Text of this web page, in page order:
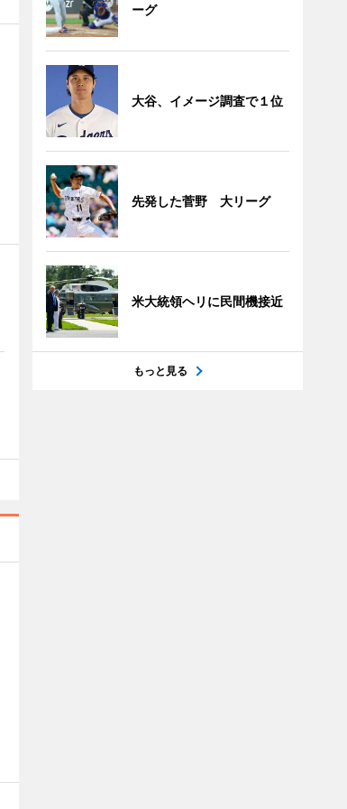
ーグ
大谷、イメージ調査で１位
先発した菅野 大リーグ
米大統領ヘリに民間機接近
もっと見る